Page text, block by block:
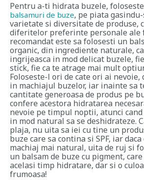
Pentru a-ti hidrata buzele,
balsamuri de buze, pe piata
varietate si diversitate de produse,
diferitelor preferinte personale ale
recomandat este sa folosesti un
organic, din ingrediente naturale,
ingrijeasca in mod delicat buzele,
stick, fie ca te atrage mai mult
Foloseste-l ori de cate ori ai nevoie,
in machiajul buzelor, iar inainte sa
cantitate generoasa de produs pe
confere acestora hidratarea
nevoie pe timpul noptii, atunci
in mod natural sa se deshidrateze.
plaja, nu uita sa iei cu tine un
buze care sa contina si SPF, iar
machiaj mai natural, uita de ruj si
un balsam de buze cu pigment,
acelasi timp hidratare, dar si o
frumoasa!